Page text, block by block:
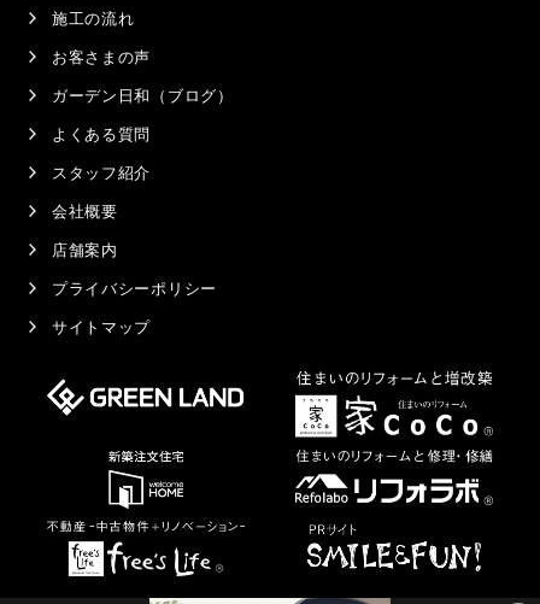
施工の流れ
お客さまの声
ガーデン日和（ブログ）
よくある質問
スタッフ紹介
会社概要
店舗案内
プライバシーポリシー
サイトマップ